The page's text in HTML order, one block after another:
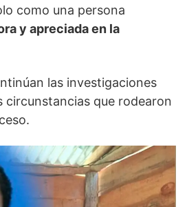
como una persona
y apreciada en la
las investigaciones
circunstancias que rodearon